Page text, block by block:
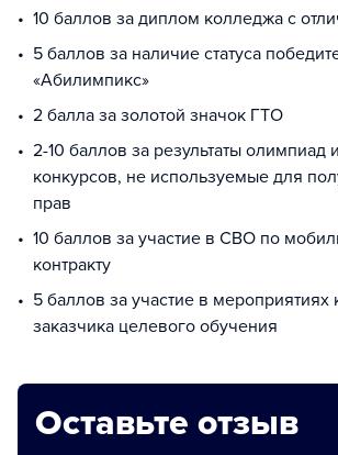
10 баллов за диплом колледжа с
5 баллов за наличие статуса
«Абилимпикс»
2 балла за золотой значок ГТО
2-10 баллов за результаты олимпиад
конкурсов, не используемые для
прав
10 баллов за участие в СВО по
контракту
5 баллов за участие в мероприятиях
заказчика целевого обучения
Оставьте отзыв